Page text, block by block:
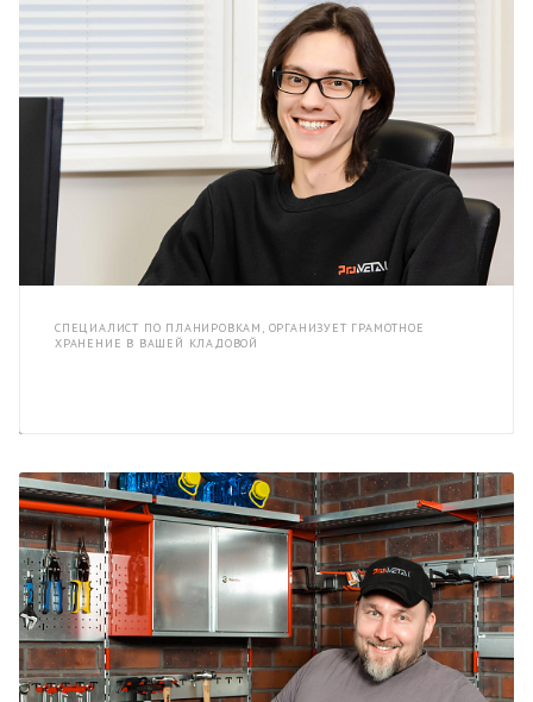
СПЕЦИАЛИСТ ПО ПЛАНИРОВКАМ, ОРГАНИЗУЕТ ГРАМОТНОЕ
ХРАНЕНИЕ В ВАШЕЙ КЛАДОВОЙ